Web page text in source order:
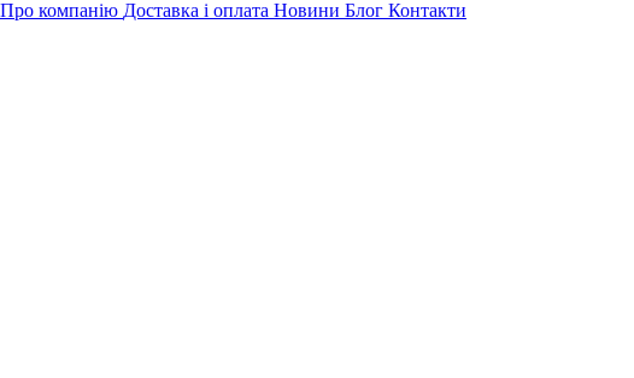
Про компанію Доставка і оплата Новини Блог Контакти